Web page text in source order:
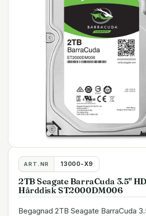
ART.NR 13000-X9
2TB Seagate BarraCuda 3.5"
Hårddisk ST2000DM006
Begagnad 2TB Seagate BarraCuda